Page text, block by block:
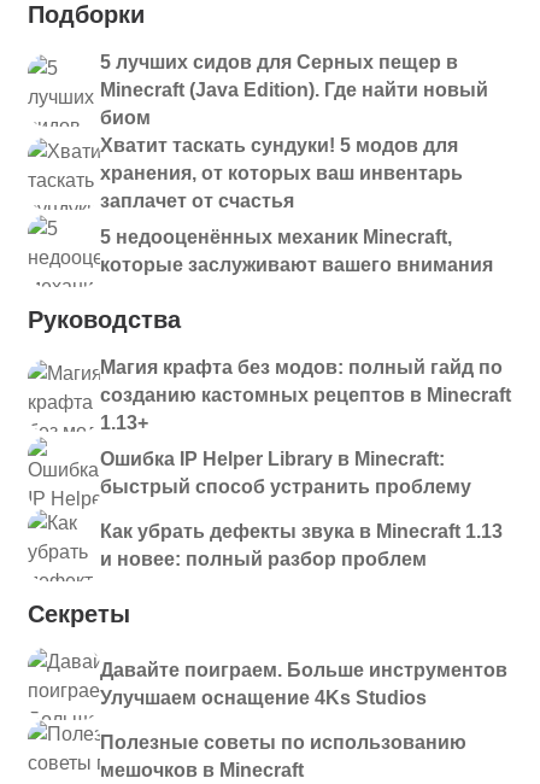
Подборки
5 лучших сидов для Серных пещер в
Minecraft (Java Edition). Где найти новый
биом
Хватит таскать сундуки! 5 модов для
хранения, от которых ваш инвентарь
заплачет от счастья
5 недооценённых механик Minecraft,
которые заслуживают вашего внимания
Руководства
Магия крафта без модов: полный гайд по
созданию кастомных рецептов в Minecraft
1.13+
Ошибка IP Helper Library в Minecraft:
быстрый способ устранить проблему
Как убрать дефекты звука в Minecraft 1.13
и новее: полный разбор проблем
Секреты
Давайте поиграем. Больше инструментов
Улучшаем оснащение 4Ks Studios
Полезные советы по использованию
мешочков в Minecraft